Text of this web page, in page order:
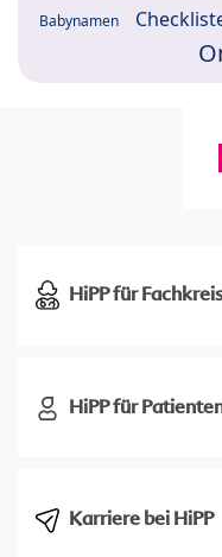
Babynamen
HiPP für
HiPP für
Karriere bei HiPP